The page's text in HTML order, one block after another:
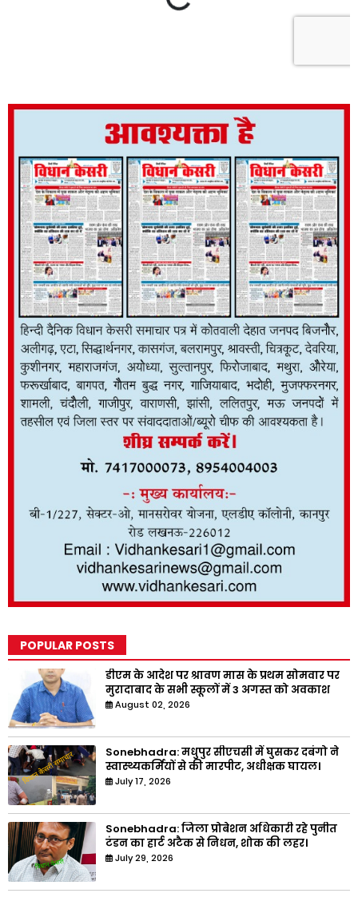
POPULAR POSTS
डीएम के आदेश पर श्रावण मास के प्रथम सोमवार पर
मुरादाबाद के सभी स्कूलों में 3 अगस्त को अवकाश
August 02, 2026
Sonebhadra: मधुपुर सीएचसी में घुसकर दबंगो ने
स्वास्थ्यकर्मियों से की मारपीट, अधीक्षक घायल।
July 17, 2026
Sonebhadra: जिला प्रोबेशन अधिकारी रहे पुनीत
टंडन का हार्ट अटैक से निधन, शोक की लहर।
July 29, 2026